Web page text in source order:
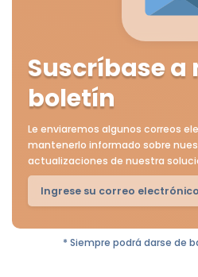
Suscríbase a
boletín
Le enviaremos algunos correos
mantenerlo informado sobre
actualizaciones de nuestra
* Siempre podrá darse de